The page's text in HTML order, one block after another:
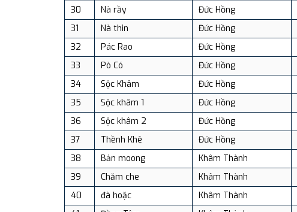
30
Nà rầy Đức Hồng
31
Nà thin Đức Hồng
32
Pác Rao Đức Hồng
33
Pò Có Đức Hồng
34
Sộc Khâm Đức Hồng
35
Sộc khâm 1 Đức Hồng
36
Sộc khâm 2 Đức Hồng
37
Thềnh Khê Đức Hồng
38
Bản moong Khâm Thành
39
Chăm che Khâm Thành
40
đà hoặc Khâm Thành